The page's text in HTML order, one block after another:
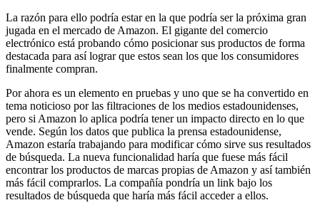
La razón para ello podría estar en la que podría ser la próxima gran
jugada en el mercado de Amazon. El gigante del comercio
electrónico está probando cómo posicionar sus productos de forma
destacada para así lograr que estos sean los que los consumidores
finalmente compran.
Por ahora es un elemento en pruebas y uno que se ha convertido en
tema noticioso por las filtraciones de los medios estadounidenses,
pero si Amazon lo aplica podría tener un impacto directo en lo que
vende. Según los datos que publica la prensa estadounidense,
Amazon estaría trabajando para modificar cómo sirve sus resultados
de búsqueda. La nueva funcionalidad haría que fuese más fácil
encontrar los productos de marcas propias de Amazon y así también
más fácil comprarlos. La compañía pondría un link bajo los
resultados de búsqueda que haría más fácil acceder a ellos.